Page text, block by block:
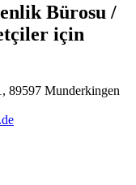
Bürosu /
için
89597 Munderkingen